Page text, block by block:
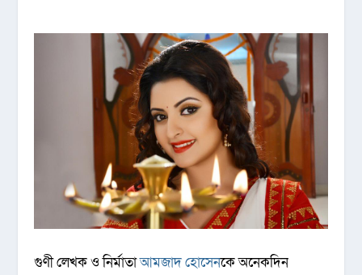
গুণী লেখক ও নির্মাতাআমজাদ হোসেনকে অনেকদিন